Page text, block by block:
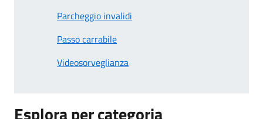
Parcheggio invalidi
Passo carrabile
Videosorveglianza